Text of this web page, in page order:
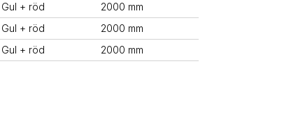
Gul + röd
2000 mm
Gul + röd
2000 mm
Gul + röd 2000 mm